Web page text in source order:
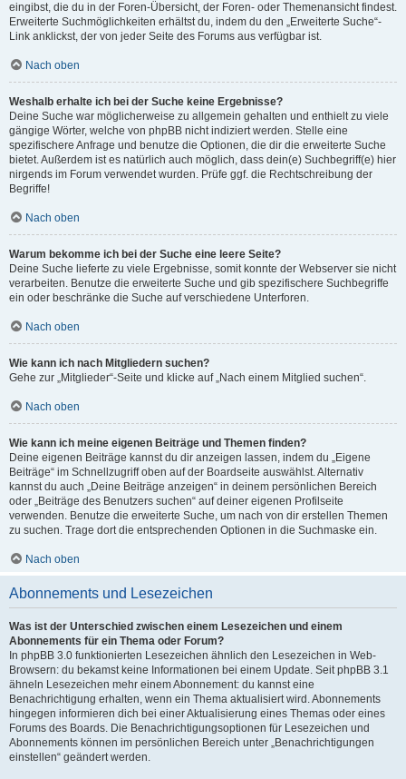
eingibst, die du in der Foren-Übersicht, der Foren- oder Themenansicht findest.
Erweiterte Suchmöglichkeiten erhältst du, indem du den „Erweiterte Suche“-
Link anklickst, der von jeder Seite des Forums aus verfügbar ist.
Nach oben
Weshalb erhalte ich bei der Suche keine Ergebnisse?
Deine Suche war möglicherweise zu allgemein gehalten und enthielt zu viele
gängige Wörter, welche von phpBB nicht indiziert werden. Stelle eine
spezifischere Anfrage und benutze die Optionen, die dir die erweiterte Suche
bietet. Außerdem ist es natürlich auch möglich, dass dein(e) Suchbegriff(e) hier
nirgends im Forum verwendet wurden. Prüfe ggf. die Rechtschreibung der
Begriffe!
Nach oben
Warum bekomme ich bei der Suche eine leere Seite?
Deine Suche lieferte zu viele Ergebnisse, somit konnte der Webserver sie nicht
verarbeiten. Benutze die erweiterte Suche und gib spezifischere Suchbegriffe
ein oder beschränke die Suche auf verschiedene Unterforen.
Nach oben
Wie kann ich nach Mitgliedern suchen?
Gehe zur „Mitglieder“-Seite und klicke auf „Nach einem Mitglied suchen“.
Nach oben
Wie kann ich meine eigenen Beiträge und Themen finden?
Deine eigenen Beiträge kannst du dir anzeigen lassen, indem du „Eigene
Beiträge“ im Schnellzugriff oben auf der Boardseite auswählst. Alternativ
kannst du auch „Deine Beiträge anzeigen“ in deinem persönlichen Bereich
oder „Beiträge des Benutzers suchen“ auf deiner eigenen Profilseite
verwenden. Benutze die erweiterte Suche, um nach von dir erstellen Themen
zu suchen. Trage dort die entsprechenden Optionen in die Suchmaske ein.
Nach oben
Abonnements und Lesezeichen
Was ist der Unterschied zwischen einem Lesezeichen und einem
Abonnements für ein Thema oder Forum?
In phpBB 3.0 funktionierten Lesezeichen ähnlich den Lesezeichen in Web-
Browsern: du bekamst keine Informationen bei einem Update. Seit phpBB 3.1
ähneln Lesezeichen mehr einem Abonnement: du kannst eine
Benachrichtigung erhalten, wenn ein Thema aktualisiert wird. Abonnements
hingegen informieren dich bei einer Aktualisierung eines Themas oder eines
Forums des Boards. Die Benachrichtigungsoptionen für Lesezeichen und
Abonnements können im persönlichen Bereich unter „Benachrichtigungen
einstellen“ geändert werden.